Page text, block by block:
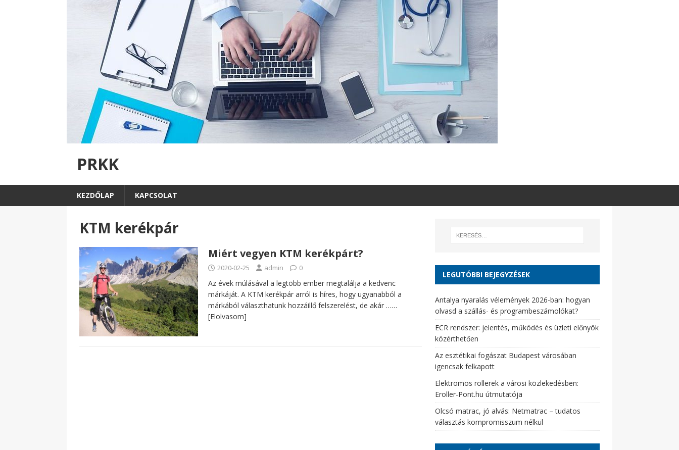
PRKK
KEZDŐLAP KAPCSOLAT
KTM kerékpár
Miért vegyen KTM kerékpárt?
2020-02-25 admin 0
Az évek múlásával a legtöbb ember megtalálja a kedvenc
márkáját. A KTM kerékpár arról is híres, hogy ugyanabból a
márkából választhatunk hozzáillő felszerelést, de akár ……
[Elolvasom]
LEGUTÓBBI BEJEGYZÉSEK
Antalya nyaralás vélemények 2026-ban: hogyan
olvasd a szállás- és programbeszámolókat?
ECR rendszer: jelentés, működés és üzleti előnyök
közérthetően
Az esztétikai fogászat Budapest városában
igencsak felkapott
Elektromos rollerek a városi közlekedésben:
Eroller-Pont.hu útmutatója
Olcsó matrac, jó alvás: Netmatrac – tudatos
választás kompromisszum nélkül